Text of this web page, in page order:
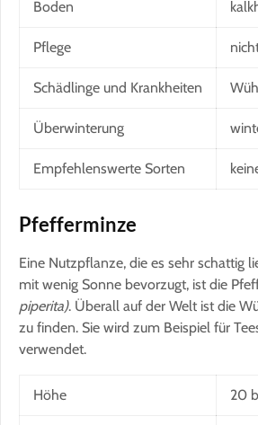
Boden
Pflege
Schädlinge und Krankheiten
Überwinterung
Empfehlenswerte Sorten
Pfefferminze
Eine Nutzpflanze, die es sehr schattig
mit wenig Sonne bevorzugt, ist die
piperita). Überall auf der Welt ist die
zu finden. Sie wird zum Beispiel für
verwendet.
Höhe 20